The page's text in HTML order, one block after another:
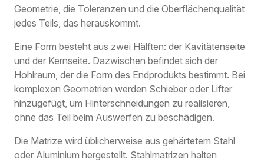
Geometrie, die Toleranzen und die Oberflächenqualität
jedes Teils, das herauskommt.
Eine Form besteht aus zwei Hälften: der Kavitätenseite
und der Kernseite. Dazwischen befindet sich der
Hohlraum, der die Form des Endprodukts bestimmt. Bei
komplexen Geometrien werden Schieber oder Lifter
hinzugefügt, um Hinterschneidungen zu realisieren,
ohne das Teil beim Auswerfen zu beschädigen.
Die Matrize wird üblicherweise aus gehärtetem Stahl
oder Aluminium hergestellt. Stahlmatrizen halten